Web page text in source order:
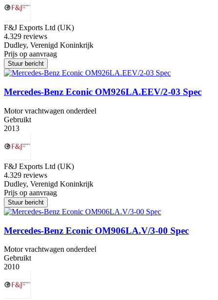
F&J Exports Ltd (UK)
4.329 reviews
Dudley, Verenigd Koninkrijk
Prijs op aanvraag
Stuur bericht
Mercedes-Benz Econic OM926LA.EEV/2-03 Spec
Motor vrachtwagen onderdeel
Gebruikt
2013
F&J Exports Ltd (UK)
4.329 reviews
Dudley, Verenigd Koninkrijk
Prijs op aanvraag
Stuur bericht
Mercedes-Benz Econic OM906LA.V/3-00 Spec
Motor vrachtwagen onderdeel
Gebruikt
2010